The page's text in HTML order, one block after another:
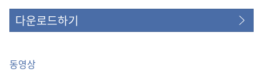
다운로드하기
동영상